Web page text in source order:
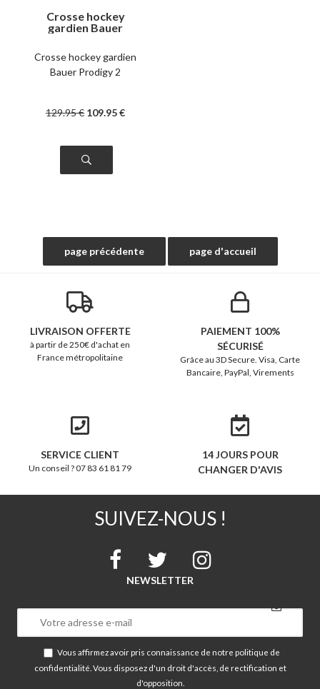
Crosse hockey
gardien Bauer
Crosse hockey gardien
Bauer Prodigy 2
129.95€ 109.95€
LIVRAISON OFFERTE
à partir de 250€ d'achat en
France métropolitaine
PAIEMENT 100%
SÉCURISÉ
Grâce au 3D Secure. Visa, Carte
Bancaire, PayPal, Virements
SERVICE CLIENT
Un conseil ? 07 83 61 81 79
14 JOURS POUR
CHANGER D'AVIS
SUIVEZ-NOUS !
NEWSLETTER
Vous affirmez avoir pris connaissance de notre politique de
confidentialité . Vous disposez d'un droit d'accès, de rectification et
d'opposition.